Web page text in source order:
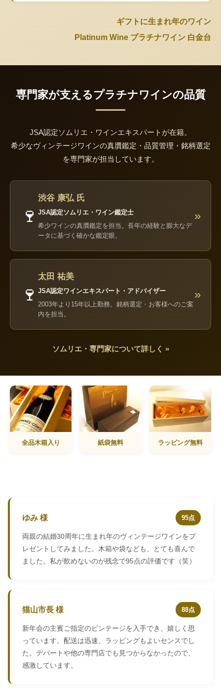
ギフトに生まれ年のワイン
Platinum Wine プラチナワイン 白金台
専門家が支えるプラチナワインの品質
JSA認定ソムリエ・ワインエキスパートが在籍。
希少なヴィンテージワインの真贋鑑定・品質管理・銘柄選定
を専門家が担当しています。
🍷
渋谷 康弘 氏
JSA認定ソムリエ・ワイン鑑定士
希少ワインの真贋鑑定を担当。長年の経験と膨大なデ
ータに基づく確かな鑑定眼。
»
🍷
太田 祐美
JSA認定ワインエキスパート・アドバイザー
2003年より15年以上勤務。銘柄選定・お客様へのご案
内を担当。
»
ソムリエ・専門家について詳しく »
全品木箱入り 紙袋無料 ラッピング無料
ゆみ 様 95点
両親の結婚30周年に生まれ年のヴィンテージワインをプ
レゼントしてみました。木箱や袋なども、とても喜んで
ました。私が飲めないのが残念で95点の評価です（笑）
猫山市長 様 88点
新年会の主賓ご指定のビンテージを入手でき、嬉しく思
っています。配送は迅速、ラッピングもよいセンスでし
た。デパートや他の専門店でも見つからなかったので、
感激しています。